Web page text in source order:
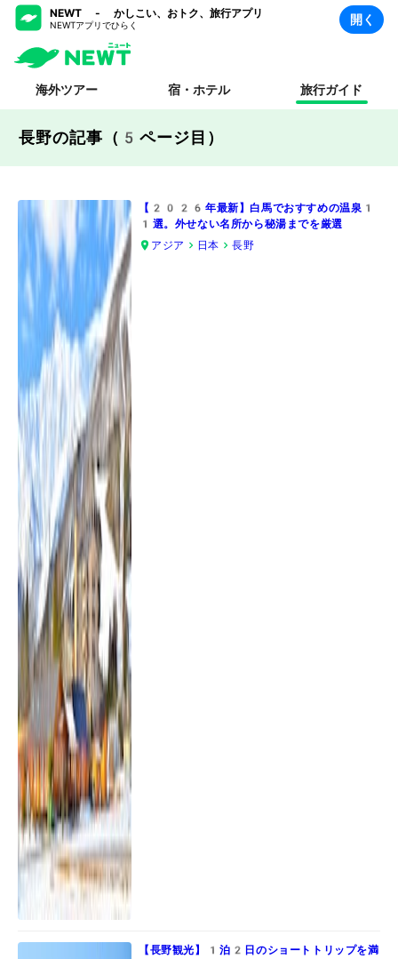
NEWT - かしこい、おトク、旅行アプリ
NEWTアプリでひらく 開く
海外ツアー 宿・ホテル 旅行ガイド
長野の記事（5ページ目）
【2026年最新】白馬でおすすめの温泉1
1選。外せない名所から秘湯までを厳選
アジア
日本 長野
【長野観光】1泊2日のショートトリップを満